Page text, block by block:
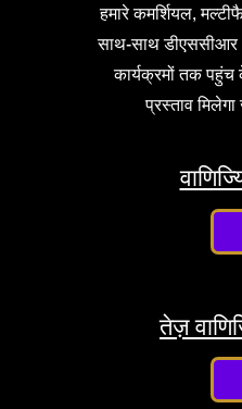
हमारे कमर्शियल,
साथ-साथ डीएससीआर
कार्यक्रमों तक
प्रस्ताव
तेज़